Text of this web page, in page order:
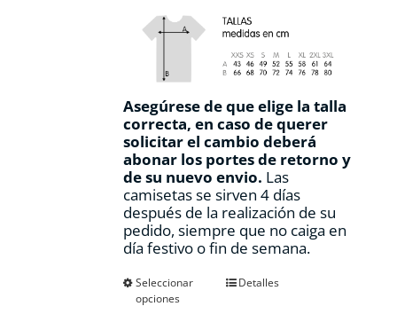
Asegúrese de que elige la talla
correcta, en caso de querer
solicitar el cambio deberá
abonar los portes de retorno y
de su nuevo envio. Las
camisetas se sirven 4 días
después de la realización de su
pedido, siempre que no caiga en
día festivo o fin de semana.
Seleccionar
opciones
EsteDetalles